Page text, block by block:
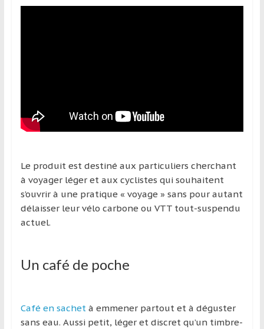
Le produit est destiné aux particuliers cherchant
à voyager léger et aux cyclistes qui souhaitent
s’ouvrir à une pratique « voyage » sans pour autant
délaisser leur vélo carbone ou VTT tout-suspendu
actuel.
Un café de poche
Café en sachetà emmener partout et à déguster
sans eau. Aussi petit, léger et discret qu’un timbre-